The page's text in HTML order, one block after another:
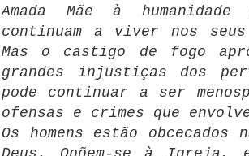
Amada Mãe à
continuam a viver nos
Mas o castigo de fogo
grandes injustiças dos
pode continuar a ser
ofensas e crimes que
Os homens estão